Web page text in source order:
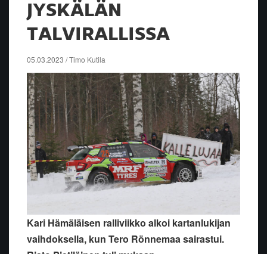
JYSKÄLÄN
TALVIRALLISSA
05.03.2023 / Timo Kutila
Kari Hämäläisen ralliviikko alkoi kartanlukijan
vaihdoksella, kun Tero Rönnemaa sairastui.